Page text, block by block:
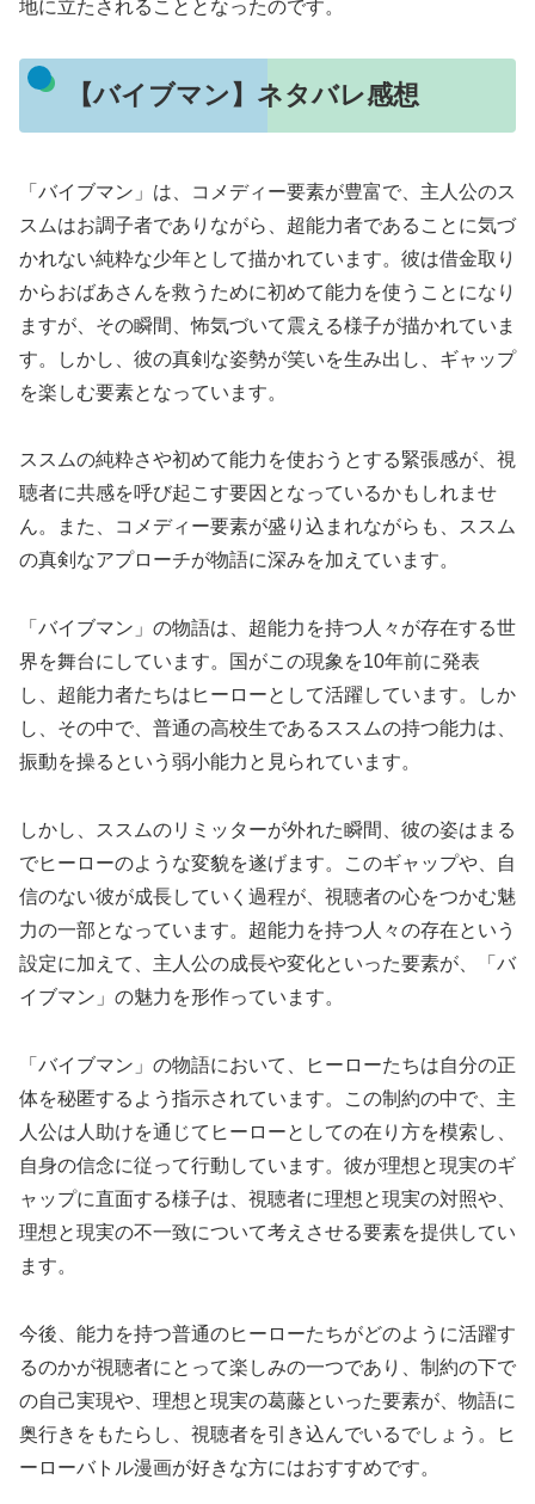
地に立たされることとなったのです。
【バイブマン】ネタバレ感想
「バイブマン」は、コメディー要素が豊富で、主人公のス
スムはお調子者でありながら、超能力者であることに気づ
かれない純粋な少年として描かれています。彼は借金取り
からおばあさんを救うために初めて能力を使うことになり
ますが、その瞬間、怖気づいて震える様子が描かれていま
す。しかし、彼の真剣な姿勢が笑いを生み出し、ギャップ
を楽しむ要素となっています。
ススムの純粋さや初めて能力を使おうとする緊張感が、視
聴者に共感を呼び起こす要因となっているかもしれませ
ん。また、コメディー要素が盛り込まれながらも、ススム
の真剣なアプローチが物語に深みを加えています。
「バイブマン」の物語は、超能力を持つ人々が存在する世
界を舞台にしています。国がこの現象を10年前に発表
し、超能力者たちはヒーローとして活躍しています。しか
し、その中で、普通の高校生であるススムの持つ能力は、
振動を操るという弱小能力と見られています。
しかし、ススムのリミッターが外れた瞬間、彼の姿はまる
でヒーローのような変貌を遂げます。このギャップや、自
信のない彼が成長していく過程が、視聴者の心をつかむ魅
力の一部となっています。超能力を持つ人々の存在という
設定に加えて、主人公の成長や変化といった要素が、「バ
イブマン」の魅力を形作っています。
「バイブマン」の物語において、ヒーローたちは自分の正
体を秘匿するよう指示されています。この制約の中で、主
人公は人助けを通じてヒーローとしての在り方を模索し、
自身の信念に従って行動しています。彼が理想と現実のギ
ャップに直面する様子は、視聴者に理想と現実の対照や、
理想と現実の不一致について考えさせる要素を提供してい
ます。
今後、能力を持つ普通のヒーローたちがどのように活躍す
るのかが視聴者にとって楽しみの一つであり、制約の下で
の自己実現や、理想と現実の葛藤といった要素が、物語に
奥行きをもたらし、視聴者を引き込んでいるでしょう。ヒ
ーローバトル漫画が好きな方にはおすすめです。